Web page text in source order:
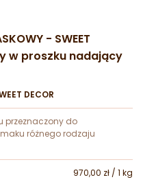
- SWEET
w proszku nadający
DECOR
przeznaczony do
różnego rodzaju
970,00 zł / 1 kg